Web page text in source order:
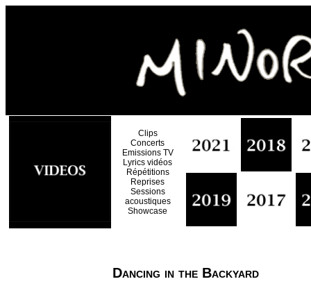
Clips
Concerts
Emissions TV
Lyrics vidéos
Répétitions
Reprises
Sessions
acoustiques
Showcase
Dancing in the Backyard